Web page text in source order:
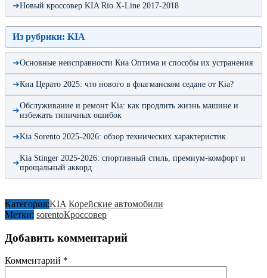
Новый кроссовер KIA Rio X-Line 2017-2018
Из рубрики: KIA
Основные неисправности Киа Оптима и способы их устранения
Киа Церато 2025: что нового в флагманском седане от Kia?
Обслуживание и ремонт Kia: как продлить жизнь машине и
избежать типичных ошибок
Kia Sorento 2025-2026: обзор технических характеристик
Kia Stinger 2025-2026: спортивный стиль, премиум-комфорт и
прощальный аккорд
Категория:KIA Корейские автомобили
Метки: sorentoКроссовер
Добавить комментарий
Комментарий *